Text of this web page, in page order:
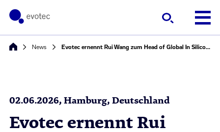
News Evotec ernennt Rui Wang zum Head of Global In Silico & AI
02.06.2026, Hamburg, Deutschland
Evotec ernennt Rui